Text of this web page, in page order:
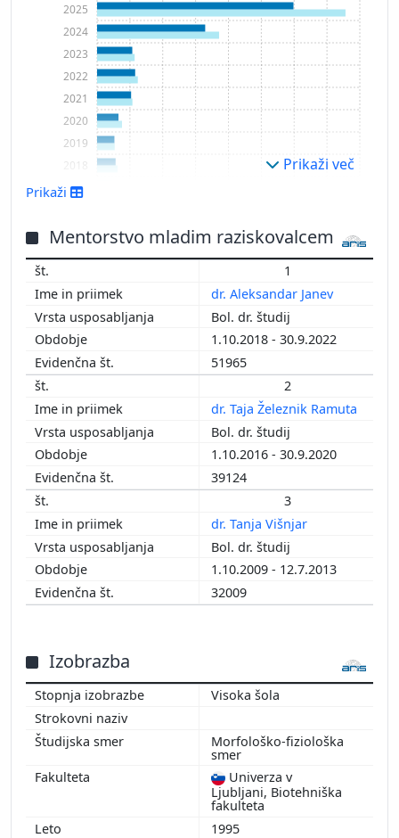
1999
2000
2001
2004
2005
2006
2007
2009
2010
2011
2012
2015
2017
2019
2020
2021
2022
2023
2024
2025
Prikaži več
Prikaži
Mentorstvo mladim raziskovalcem
1
dr. Aleksandar Janev
Bol. dr. študij
1.10.2018 - 30.9.2022
51965
2
dr. Taja Železnik Ramuta
Bol. dr. študij
1.10.2016 - 30.9.2020
39124
3
dr. Tanja Višnjar
Bol. dr. študij
1.10.2009 - 12.7.2013
32009
Izobrazba
Visoka šola
Morfološko-fiziološka
smer
Univerza v
Ljubljani, Biotehniška
fakulteta
1995